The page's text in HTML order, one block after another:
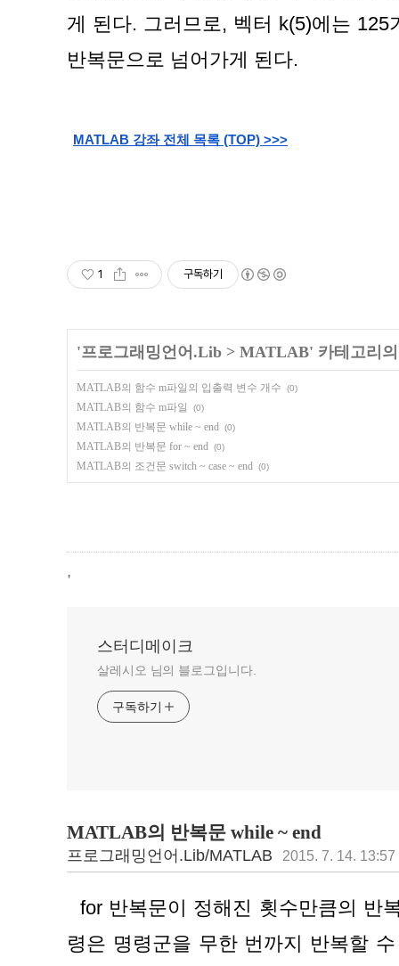
게 된다. 그러므로, 벡터 k(5)에는
반복문으로 넘어가게 된다.
MATLAB 강좌 전체 목록 (TOP) >>>
1 구독하기
'프로그래밍언어.Lib > MATLAB' 카테고리
MATLAB의 함수 m파일의 입출력 변수 개수 (0)
MATLAB의 함수 m파일 (0)
MATLAB의 반복문 while ~ end (0)
MATLAB의 반복문 for ~ end (0)
MATLAB의 조건문 switch ~ case ~ end (0)
,
스터디메이크
살레시오 님의 블로그입니다.
구독하기
MATLAB의 반복문 while ~ end
프로그래밍언어.Lib/MATLAB 2015. 7. 14. 13:57
령은 명령군을 무한 번까지 반복할